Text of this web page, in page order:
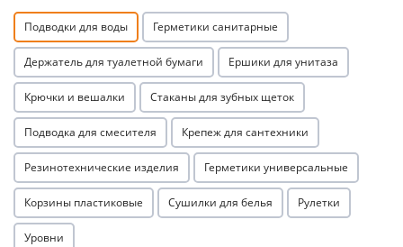
Подводки для воды Герметики санитарные
Держатель для туалетной бумаги Ершики для унитаза
Крючки и вешалки Стаканы для зубных щеток
Подводка для смесителя Крепеж для сантехники
Резинотехнические изделия Герметики универсальные
Корзины пластиковые Сушилки для белья Рулетки
Уровни